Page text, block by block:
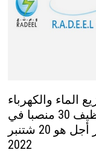
الماء والكهرباء
بإقليم العرائش: مباريات توظيف 30 منصبا في
درجات وتخصصات مختلفة. آخر أجل هو 20 شتنبر
2022